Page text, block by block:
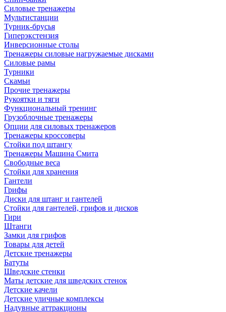
Силовые тренажеры
Мультистанции
Турник-брусья
Гиперэкстензия
Инверсионные столы
Тренажеры силовые нагружаемые дисками
Силовые рамы
Турники
Скамьи
Прочие тренажеры
Рукоятки и тяги
Функциональный тренинг
Грузоблочные тренажеры
Опции для силовых тренажеров
Тренажеры кроссоверы
Стойки под штангу
Тренажеры Машина Смита
Свободные веса
Стойки для хранения
Гантели
Грифы
Диски для штанг и гантелей
Стойки для гантелей, грифов и дисков
Гири
Штанги
Замки для грифов
Товары для детей
Детские тренажеры
Батуты
Шведские стенки
Маты детские для шведских стенок
Детские качели
Детские уличные комплексы
Надувные аттракционы